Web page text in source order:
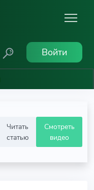
Войти
Читать
статью
Смотреть
видео